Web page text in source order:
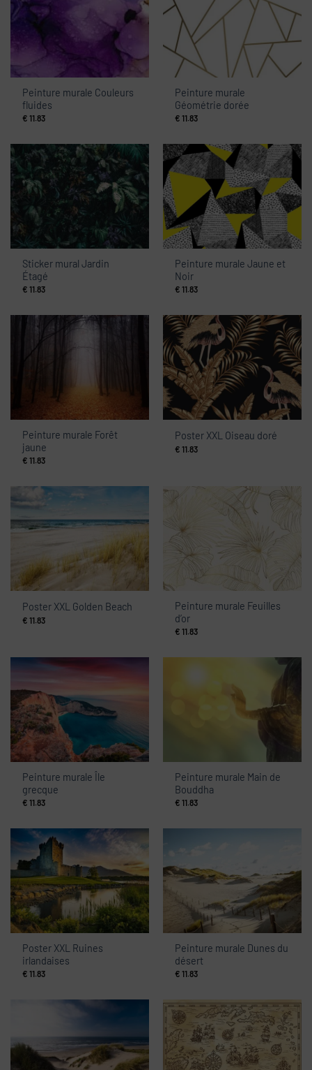
Peinture murale Couleurs
fluides
€ 11.83
Peinture murale
Géométrie dorée
€ 11.83
Sticker mural Jardin
Étagé
€ 11.83
Peinture murale Jaune et
Noir
€ 11.83
Peinture murale Forêt
jaune
€ 11.83
Poster XXL Oiseau doré
€ 11.83
Poster XXL Golden Beach
€ 11.83
Peinture murale Feuilles
d’or
€ 11.83
Peinture murale Île
grecque
€ 11.83
Peinture murale Main de
Bouddha
€ 11.83
Poster XXL Ruines
irlandaises
€ 11.83
Peinture murale Dunes du
désert
€ 11.83